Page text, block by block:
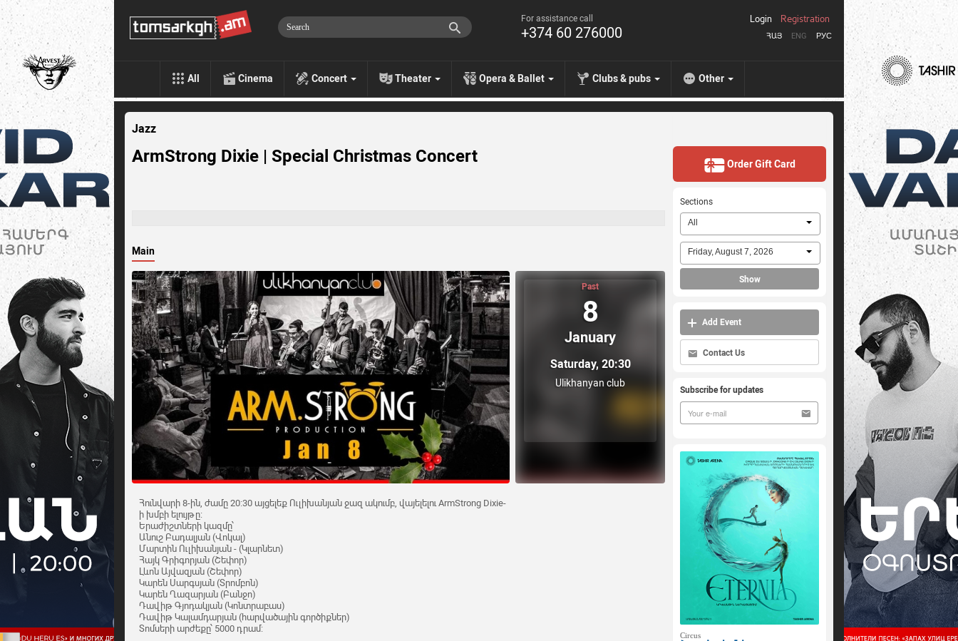
For assistance call
+374 60 276000 ՀԱՅ ENG РУС
Login Registration
All Cinema Concert Theater Opera & Ballet Clubs & pubs Other
Jazz
ArmStrong Dixie | Special Christmas Concert
Main
Past
8
January
Saturday, 20:30
Ulikhanyan club
Հունվարի 8-ին, ժամը 20:30 այցելեք Ուլիխանյան ջազ ակումբ, վայելելու ArmStrong Dixie-
ի խմբի ելույթը:
Երաժիշտների կազմը՝
Անուշ Բադալյան (Վոկալ)
Մարտին Ուլիխանյան - (Կլարնետ)
Հայկ Գրիգորյան (Շեփոր)
Լևոն Այվազյան (Շեփոր)
Կարեն Սարգսյան (Տրոմբոն)
Կարեն Ղազարյան (Բանջո)
Դավիթ Գյոդակյան (Կոնտրաբաս)
Դավիթ Կալամդարյան (հարվածային գործիքներ)
Տոմսերի արժեքը՝ 5000 դրամ:
Order Gift Card
Sections
All
Friday, August 7, 2026
Show
Add Event
Contact Us
Subscribe for updates
Circus